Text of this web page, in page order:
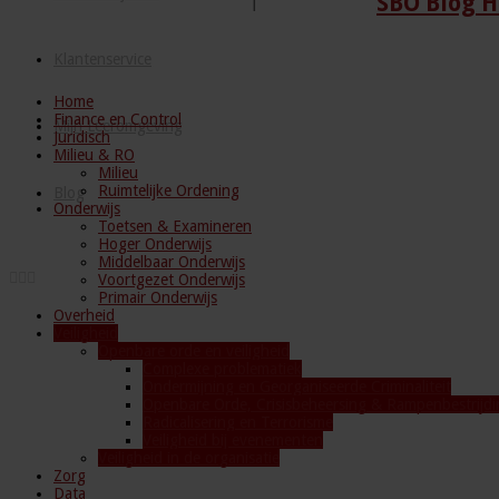
Mijn Leeromgeving
Blog
Home
Finance en Control
Juridisch
Milieu & RO
Milieu
Ruimtelijke Ordening
Onderwijs
Toetsen & Examineren
Hoger Onderwijs
Middelbaar Onderwijs
Voortgezet Onderwijs
Primair Onderwijs
Overheid
Zorg
Data